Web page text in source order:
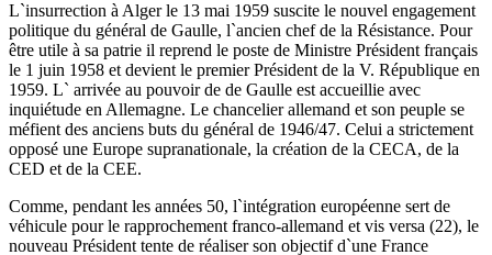
L`insurrection à Alger le 13 mai 1959 suscite le nouvel engagement
politique du général de Gaulle, l`ancien chef de la Résistance. Pour
être utile à sa patrie il reprend le poste de Ministre Président français
le 1 juin 1958 et devient le premier Président de la V. République en
1959. L` arrivée au pouvoir de de Gaulle est accueillie avec
inquiétude en Allemagne. Le chancelier allemand et son peuple se
méfient des anciens buts du général de 1946/47. Celui a strictement
opposé une Europe supranationale, la création de la CECA, de la
CED et de la CEE.
Comme, pendant les années 50, l`intégration européenne sert de
véhicule pour le rapprochement franco-allemand et vis versa (22), le
nouveau Président tente de réaliser son objectif d`une France